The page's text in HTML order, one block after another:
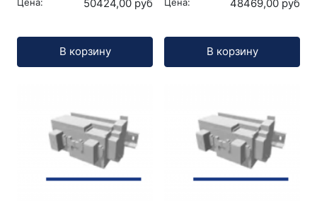
50424,00 руб
В корзину
48469,00 руб
В корзину